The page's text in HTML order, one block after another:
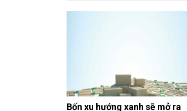
Bốn xu hướng xanh sẽ mở ra